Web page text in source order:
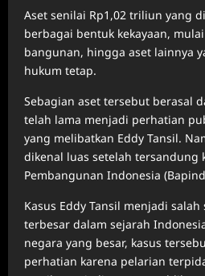
Aset senilai Rp1,02 triliun yang
berbagai bentuk kekayaan,
bangunan, hingga aset lainnya
hukum tetap.
Sebagian aset tersebut berasal
telah lama menjadi perhatian
yang melibatkan Eddy Tansil.
dikenal luas setelah tersandung
Pembangunan Indonesia
Kasus Eddy Tansil menjadi
terbesar dalam sejarah
negara yang besar, kasus
perhatian karena pelarian